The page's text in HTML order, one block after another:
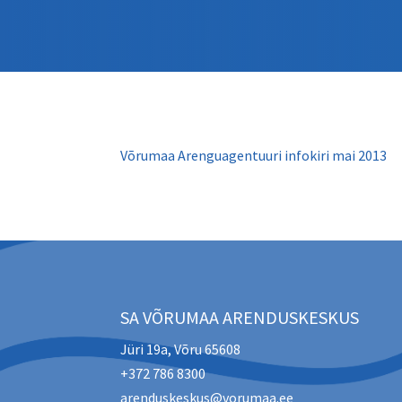
Võrumaa Arenguagentuuri infokiri mai 2013
SA VÕRUMAA ARENDUSKESKUS
Jüri 19a, Võru 65608
+372 786 8300
arenduskeskus@vorumaa.ee